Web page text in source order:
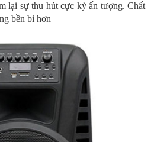
lại sự thu hút cực kỳ ấn tượng. Chất
bền bỉ hơn